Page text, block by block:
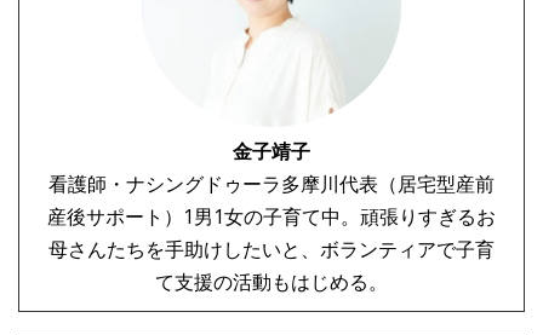
金子靖子
看護師・ナシングドゥーラ多摩川代表（居宅型産前
産後サポート）1男1女の子育て中。頑張りすぎるお
母さんたちを手助けしたいと、ボランティアで子育
て支援の活動もはじめる。